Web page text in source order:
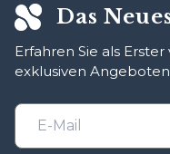
Das
Erfahren Sie als
exklusiven